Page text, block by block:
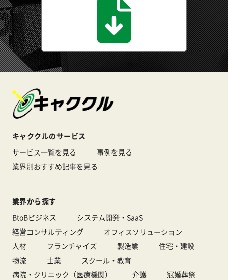
キャククルのサービス
サービス一覧を見る
事例を見る
業界別おすすめ記事を見る
業界から探す
BtoBビジネス
システム開発・SaaS
経営コンサルティング
オフィスソリューション
人材
フランチャイズ 製造業
住宅・建設
物流
士業
スクール・教育
病院・クリニック（医療機関）
介護
冠婚葬祭